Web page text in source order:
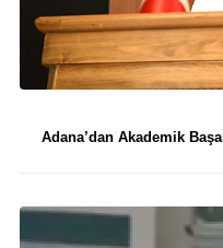
Adana’dan Akademik